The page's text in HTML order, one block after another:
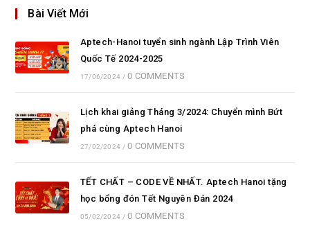
Bài Viết Mới
Aptech-Hanoi tuyển sinh ngành Lập Trình Viên
Quốc Tế 2024-2025
17/06/2024 / 0 COMMENTS
Lịch khai giảng Tháng 3/2024: Chuyển mình Bứt
phá cùng Aptech Hanoi
27/02/2024 / 0 COMMENTS
TẾT CHẤT – CODE VỀ NHẤT. Aptech Hanoi tặng
học bổng đón Tết Nguyên Đán 2024
05/02/2024 / 0 COMMENTS